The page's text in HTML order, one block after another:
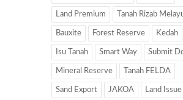
Land Premium Tanah Rizab
Bauxite Forest Reserve Kedah
Isu Tanah Smart Way Submit
Mineral Reserve Tanah FELDA
Sand Export JAKOA Land Issue